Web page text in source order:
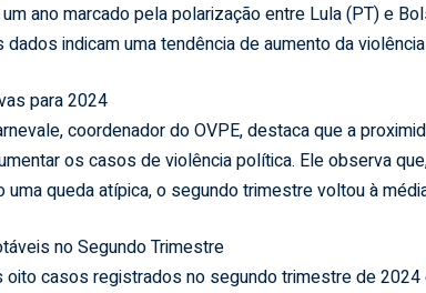
ano marcado pela polarização entre Lula (PT) e
dados indicam uma tendência de aumento da
para 2024
coordenador do OVPE, destaca que a
os casos de violência política. Ele observa
uma queda atípica, o segundo trimestre voltou à
no Segundo Trimestre
oito casos registrados no segundo trimestre de